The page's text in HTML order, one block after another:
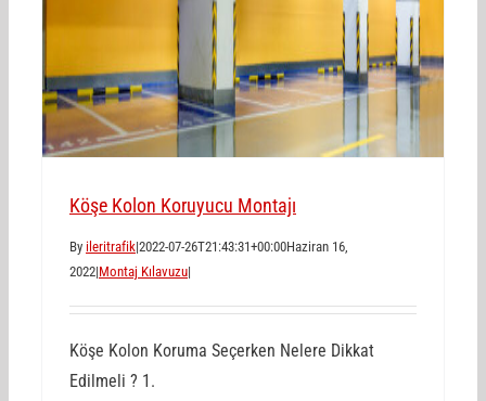
Köşe Kolon Koruyucu Montajı
By ileritrafik|2022-07-26T21:43:31+00:00Haziran 16,
2022|Montaj Kılavuzu|
Köşe Kolon Koruma Seçerken Nelere Dikkat
Edilmeli ? 1.